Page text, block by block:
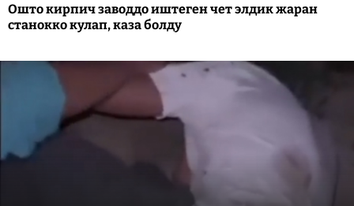
Ошто кирпич заводдо иштеген чет элдик жаран
станокко кулап, каза болду